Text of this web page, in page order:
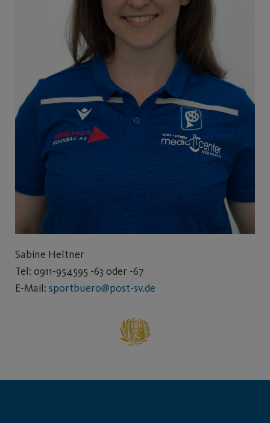
Sabine Heltner
Tel: 0911-954595 -63 oder -67
E-Mail: sportbuero@post-sv.de